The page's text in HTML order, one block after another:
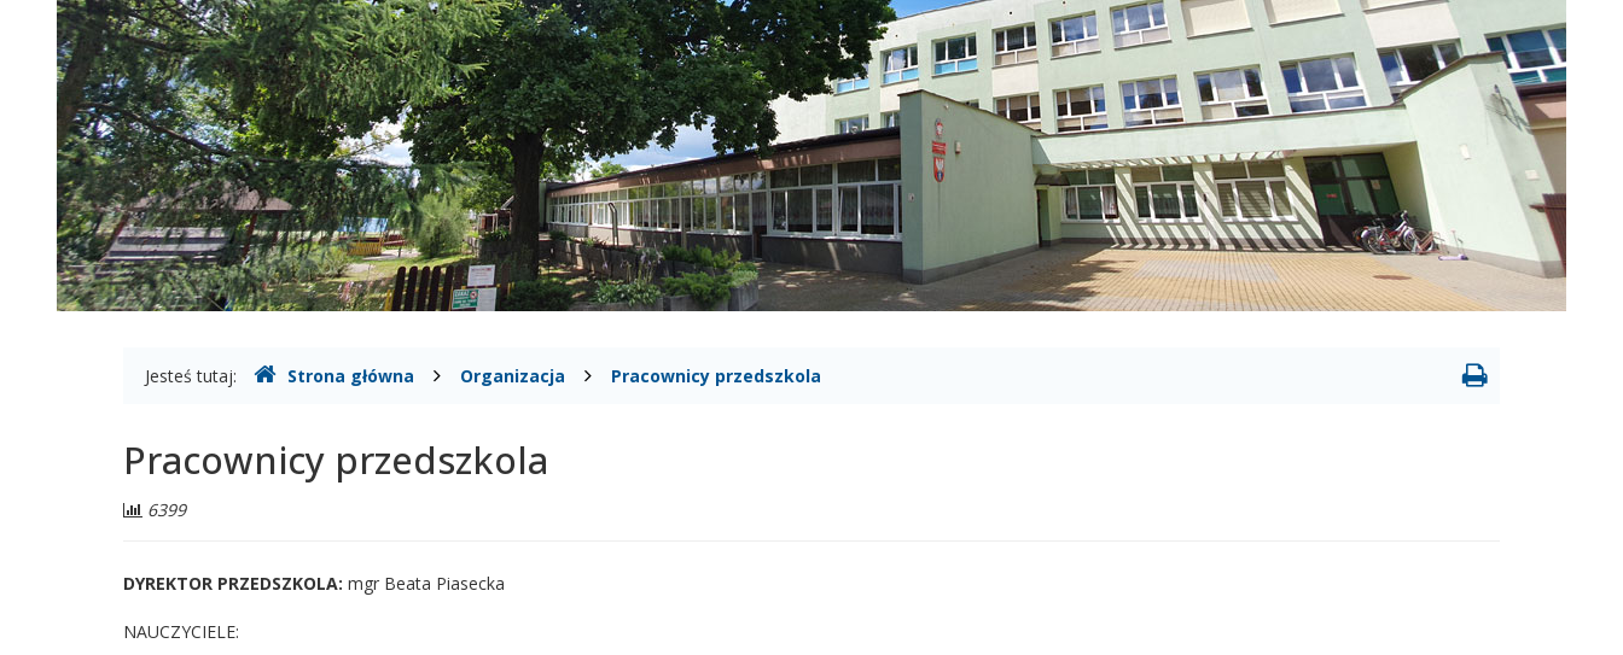
Gdzie
Jesteś tutaj: Strona główna Organizacja Pracownicy przedszkola
Drukowanie
Pracownicy przedszkola
Liczba
6399
DYREKTOR PRZEDSZKOLA: mgr Beata Piasecka
NAUCZYCIELE: